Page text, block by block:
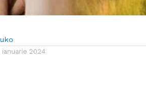
ianuarie 2024